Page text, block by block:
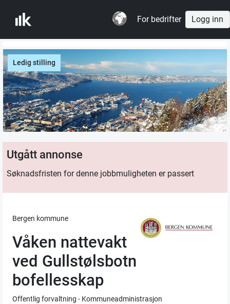
For bedrifter Logg inn
Ledig stilling
Utgått annonse
Søknadsfristen for denne jobbmuligheten er passert
Bergen kommune
Våken nattevakt
ved Gullstølsbotn
bofellesskap
Offentlig forvaltning - Kommuneadministrasjon